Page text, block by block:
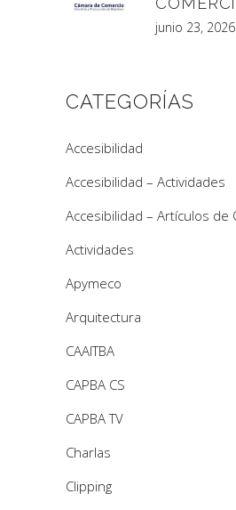
junio 23, 2026
CATEGORÍAS
Accesibilidad
Accesibilidad – Actividades
Accesibilidad – Artículos de
Actividades
Apymeco
Arquitectura
CAAITBA
CAPBA CS
CAPBA TV
Charlas
Clipping